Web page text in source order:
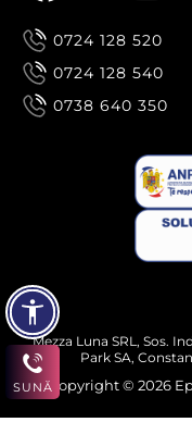
0724 128 520
0724 128 540
0738 640 350
Mezza Luna SRL, Sos.
Park SA,
Copyright © 2026
SUNĂ